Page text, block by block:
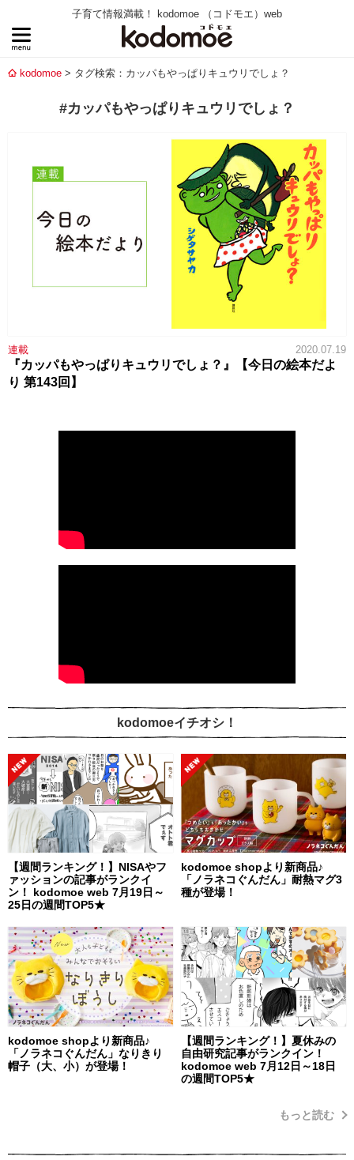
子育て情報満載！ kodomoe （コドモエ）web
kodomoe タグ検索：カッパもやっぱりキュウリでしょ？
#カッパもやっぱりキュウリでしょ？
連載 2020.07.19
『カッパもやっぱりキュウリでしょ？』【今日の絵本だよ
り 第143回】
kodomoeイチオシ！
【週間ランキング！】NISAやフ
ァッションの記事がランクイ
ン！ kodomoe web 7月19日～
25日の週間TOP5★
kodomoe shopより新商品♪
「ノラネコぐんだん」耐熱マグ3
種が登場！
kodomoe shopより新商品♪
「ノラネコぐんだん」なりきり
帽子（大、小）が登場！
【週間ランキング！】夏休みの
自由研究記事がランクイン！
kodomoe web 7月12日～18日
の週間TOP5★
もっと読む